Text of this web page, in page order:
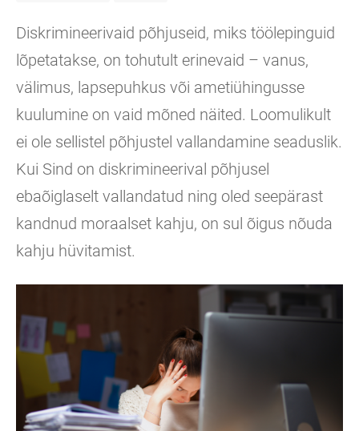
Diskrimineerivaid põhjuseid, miks töölepinguid
lõpetatakse, on tohutult erinevaid – vanus,
välimus, lapsepuhkus või ametiühingusse
kuulumine on vaid mõned näited. Loomulikult
ei ole sellistel põhjustel vallandamine seaduslik.
Kui Sind on diskrimineerival põhjusel
ebaõiglaselt vallandatud ning oled seepärast
kandnud moraalset kahju, on sul õigus nõuda
kahju hüvitamist.